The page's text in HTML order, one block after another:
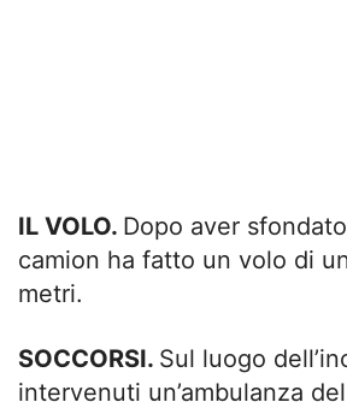
IL VOLO. Dopo aver
camion ha fatto un volo di
metri.
SOCCORSI. Sul luogo
intervenuti un’ambulanza